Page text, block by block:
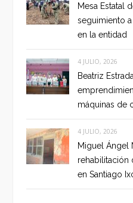
Mesa Estatal
seguimiento
en la entidad
4 JULIO, 2026
Beatriz
máquinas de
4 JULIO, 2026
Miguel Ángel
rehabilitación
en Santiago